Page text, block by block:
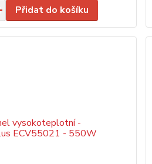
Přidat do košíku